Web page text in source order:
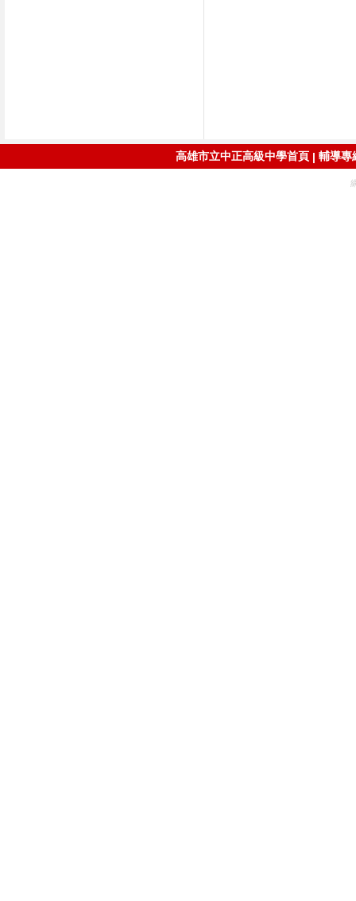
高雄市立中正高級中學首頁 | 輔導專